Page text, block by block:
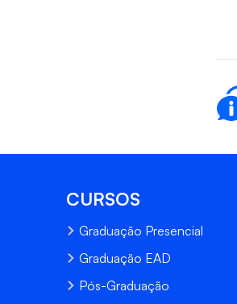
CURSOS
Graduação Presencial
Graduação EAD
Pós-Graduação